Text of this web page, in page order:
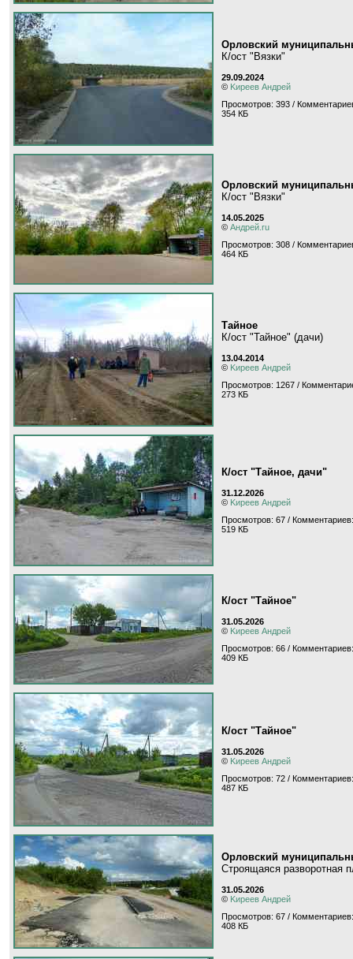
Орловский
К/ост "Вязки"
29.09.2024
© Kиpeeв Aндpeй
Просмотров: 393 /
354 КБ
Орловский
К/ост "Вязки"
14.05.2025
© Андрей.ru
Просмотров: 308 /
464 КБ
Тайное
К/ост "Тайное" (дачи)
13.04.2014
© Kиpeeв Aндpeй
Просмотров: 1267 /
273 КБ
К/ост "Тайное, дачи"
31.12.2026
© Kиpeeв Aндpeй
Просмотров: 67 /
519 КБ
К/ост "Тайное"
31.05.2026
© Kиpeeв Aндpeй
Просмотров: 66 /
409 КБ
К/ост "Тайное"
31.05.2026
© Kиpeeв Aндpeй
Просмотров: 72 /
487 КБ
Орловский
Строящаяся разворотная
31.05.2026
© Kиpeeв Aндpeй
Просмотров: 67 /
408 КБ